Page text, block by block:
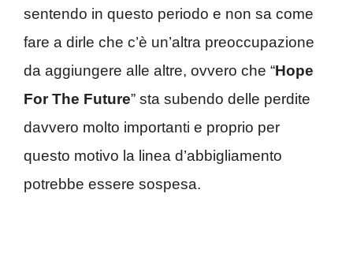
sentendo in questo periodo e non sa come
fare a dirle che c’è un’altra preoccupazione
da aggiungere alle altre, ovvero che “Hope
For The Future” sta subendo delle perdite
davvero molto importanti e proprio per
questo motivo la linea d’abbigliamento
potrebbe essere sospesa.